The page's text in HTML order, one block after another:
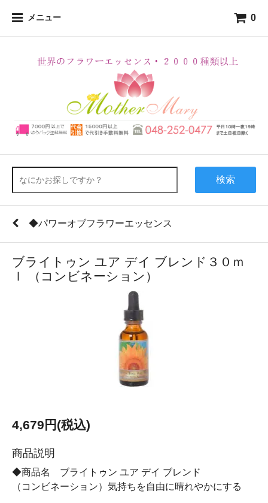
メニュー 0
検索
◆パワーオブフラワーエッセンス
ブライトゥン ユア デイ ブレンド３０ｍ
ｌ （コンビネーション）
4,679円(税込)
商品説明
◆商品名 ブライトゥン ユア デイ ブレンド
（コンビネーション）気持ちを自由に晴れやかにする